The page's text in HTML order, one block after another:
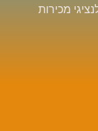
מכירות